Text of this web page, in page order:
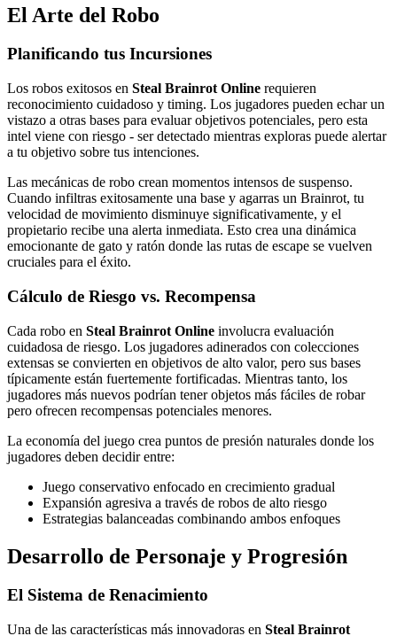
El Arte del Robo
Planificando tus Incursiones
Los robos exitosos en Steal Brainrot Online requieren
reconocimiento cuidadoso y timing. Los jugadores pueden echar un
vistazo a otras bases para evaluar objetivos potenciales, pero esta
intel viene con riesgo - ser detectado mientras exploras puede alertar
a tu objetivo sobre tus intenciones.
Las mecánicas de robo crean momentos intensos de suspenso.
Cuando infiltras exitosamente una base y agarras un Brainrot, tu
velocidad de movimiento disminuye significativamente, y el
propietario recibe una alerta inmediata. Esto crea una dinámica
emocionante de gato y ratón donde las rutas de escape se vuelven
cruciales para el éxito.
Cálculo de Riesgo vs. Recompensa
Cada robo en Steal Brainrot Online involucra evaluación
cuidadosa de riesgo. Los jugadores adinerados con colecciones
extensas se convierten en objetivos de alto valor, pero sus bases
típicamente están fuertemente fortificadas. Mientras tanto, los
jugadores más nuevos podrían tener objetos más fáciles de robar
pero ofrecen recompensas potenciales menores.
La economía del juego crea puntos de presión naturales donde los
jugadores deben decidir entre:
Juego conservativo enfocado en crecimiento gradual
Expansión agresiva a través de robos de alto riesgo
Estrategias balanceadas combinando ambos enfoques
Desarrollo de Personaje y Progresión
El Sistema de Renacimiento
Una de las características más innovadoras en Steal Brainrot